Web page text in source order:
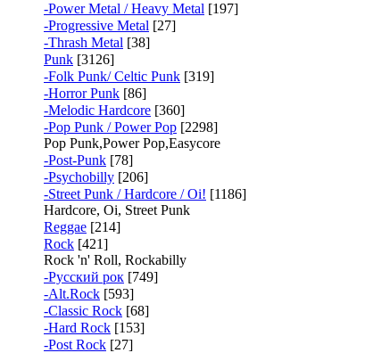
-Power Metal / Heavy Metal [197]
-Progressive Metal [27]
-Thrash Metal [38]
Punk [3126]
-Folk Punk/ Celtic Punk [319]
-Horror Punk [86]
-Melodic Hardcore [360]
-Pop Punk / Power Pop [2298]
Pop Punk,Power Pop,Easycore
-Post-Punk [78]
-Psychobilly [206]
-Street Punk / Hardcore / Oi! [1186]
Hardcore, Oi, Street Punk
Reggae [214]
Rock [421]
Rock 'n' Roll, Rockabilly
-Русский рок [749]
-Alt.Rock [593]
-Classic Rock [68]
-Hard Rock [153]
-Post Rock [27]